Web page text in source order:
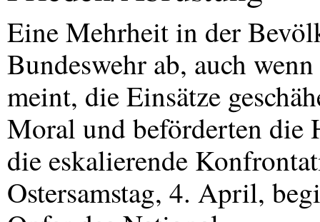
Eine Mehrheit in der
Bundeswehr ab, auch
meint, die Einsätze
Moral und beförderten die
die eskalierende
Ostersamstag, 4. April,